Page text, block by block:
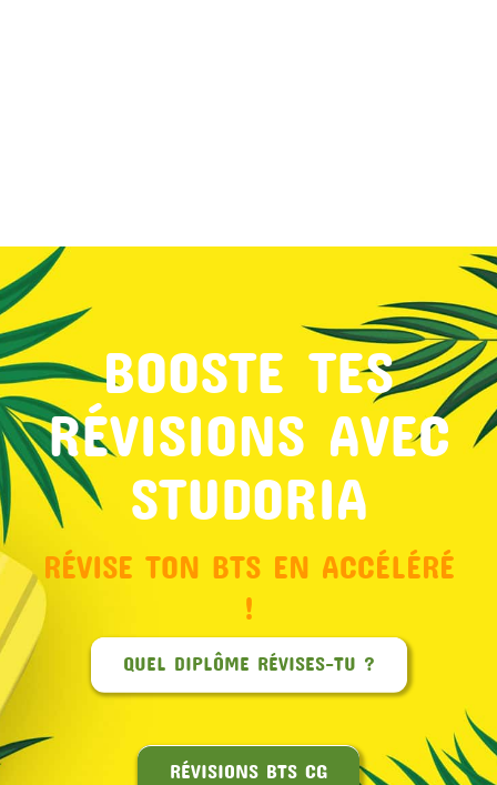
BOOSTE TES
RÉVISIONS AVEC
STUDORIA
RÉVISE TON BTS EN ACCÉLÉRÉ
!
QUEL DIPLÔME RÉVISES-TU ?
RÉVISIONS BTS CG